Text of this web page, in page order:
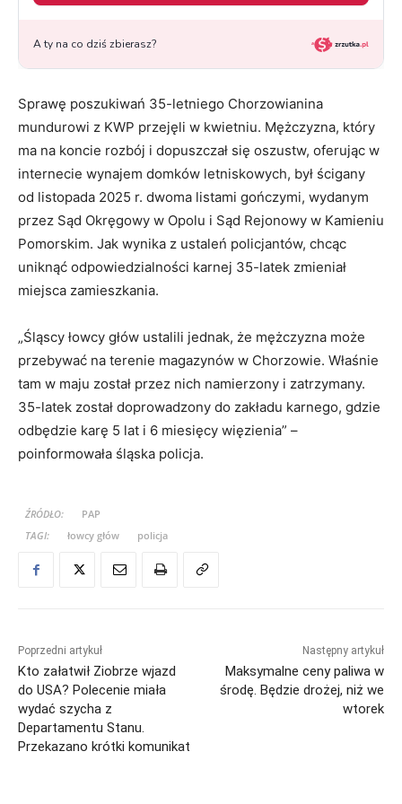
Sprawę poszukiwań 35-letniego Chorzowianina
mundurowi z KWP przejęli w kwietniu. Mężczyzna, który
ma na koncie rozbój i dopuszczał się oszustw, oferując w
internecie wynajem domków letniskowych, był ścigany
od listopada 2025 r. dwoma listami gończymi, wydanym
przez Sąd Okręgowy w Opolu i Sąd Rejonowy w Kamieniu
Pomorskim. Jak wynika z ustaleń policjantów, chcąc
uniknąć odpowiedzialności karnej 35-latek zmieniał
miejsca zamieszkania.
„Śląscy łowcy głów ustalili jednak, że mężczyzna może
przebywać na terenie magazynów w Chorzowie. Właśnie
tam w maju został przez nich namierzony i zatrzymany.
35-latek został doprowadzony do zakładu karnego, gdzie
odbędzie karę 5 lat i 6 miesięcy więzienia” –
poinformowała śląska policja.
ŹRÓDŁO:
PAP
TAGI:
łowcy głów policja
Poprzedni artykuł
Kto załatwił Ziobrze wjazd
do USA? Polecenie miała
wydać szycha z
Departamentu Stanu.
Przekazano krótki komunikat
Następny artykuł
Maksymalne ceny paliwa w
środę. Będzie drożej, niż we
wtorek